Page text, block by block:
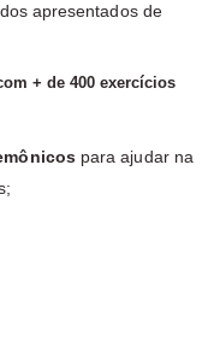
apresentados de
+ de 400 exercícios
para ajudar na